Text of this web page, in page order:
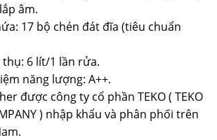
âm.
17 bộ chén đát đĩa (tiêu chuẩn
6 lít/1 lần rửa.
năng lượng: A++.
được công ty cổ phần TEKO ( TEKO
) nhập khẩu và phân phối trên